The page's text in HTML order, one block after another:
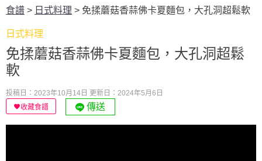
食譜 > 日式料理 > 免揉蘑菇香蒜佛卡夏麵包，大孔洞超鬆軟
日式料理
免揉蘑菇香蒜佛卡夏麵包，大孔洞超鬆
軟
投稿日：2023年10月14日 更新日：2024年5月6日
收藏食譜
傳送